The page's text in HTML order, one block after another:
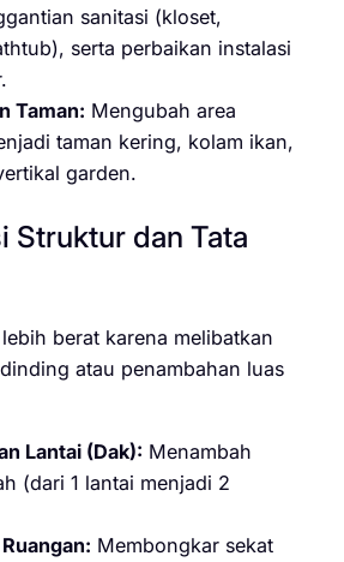
sanitasi (kloset,
serta perbaikan instalasi
Taman: Mengubah area
taman kering, kolam ikan,
garden.
Struktur dan Tata
berat karena melibatkan
atau penambahan luas
Lantai (Dak): Menambah
(dari 1 lantai menjadi 2
Membongkar sekat